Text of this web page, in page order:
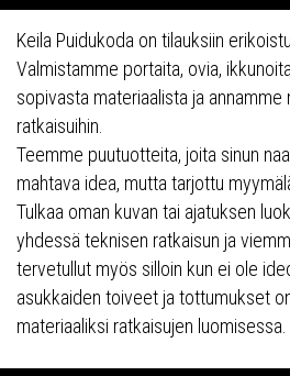
Keila Puidukoda on tilauksiin
Valmistamme portaita, ovia,
sopivasta materiaalista ja annamme
ratkaisuihin.
Teemme puutuotteita, joita sinun
mahtava idea, mutta tarjottu
Tulkaa oman kuvan tai ajatuksen
yhdessä teknisen ratkaisun ja
tervetullut myös silloin kun ei ole
asukkaiden toiveet ja tottumukset
materiaaliksi ratkaisujen luomisessa.